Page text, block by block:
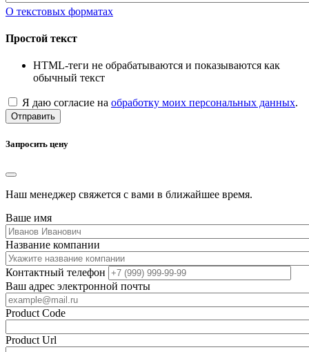
О текстовых форматах
Простой текст
HTML-теги не обрабатываются и показываются как
обычный текст
Я даю согласие на обработку моих персональных данных.
Отправить
Запросить цену
Наш менеджер свяжется с вами в ближайшее время.
Ваше имя
Название компании
Контактный телефон
Ваш адрес электронной почты
Product Code
Product Url